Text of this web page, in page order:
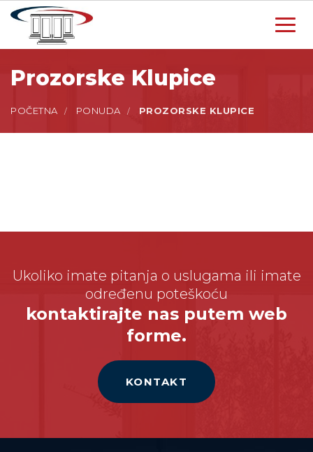
Prozorske Klupice
POČETNA PONUDA PROZORSKE KLUPICE
Ukoliko imate pitanja o uslugama ili imate
određenu poteškoću
kontaktirajte nas putem web
forme.
KONTAKT